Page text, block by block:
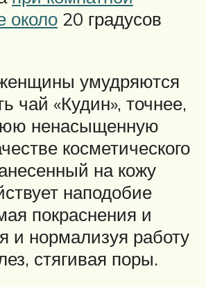
около 20 градусов
умудряются
чай «Кудин», точнее,
ненасыщенную
косметического
на кожу
наподобие
покраснения и
и нормализуя работу
стягивая поры.